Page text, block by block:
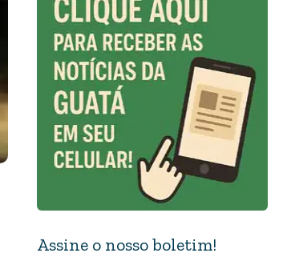
Assine o nosso boletim!